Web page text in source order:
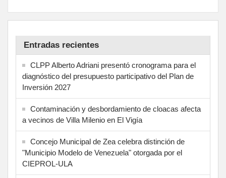
Entradas recientes
CLPP Alberto Adriani presentó cronograma para el
diagnóstico del presupuesto participativo del Plan de
Inversión 2027
Contaminación y desbordamiento de cloacas afecta
a vecinos de Villa Milenio en El Vigía
Concejo Municipal de Zea celebra distinción de
"Municipio Modelo de Venezuela" otorgada por el
CIEPROL-ULA